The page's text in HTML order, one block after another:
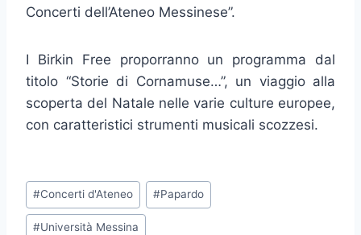
Concerti dell’Ateneo Messinese”.
I Birkin Free proporranno un programma dal
titolo “Storie di Cornamuse…”, un viaggio alla
scoperta del Natale nelle varie culture europee,
con caratteristici strumenti musicali scozzesi.
Tag
articolo:
#Concerti d'Ateneo #Papardo
#Università Messina